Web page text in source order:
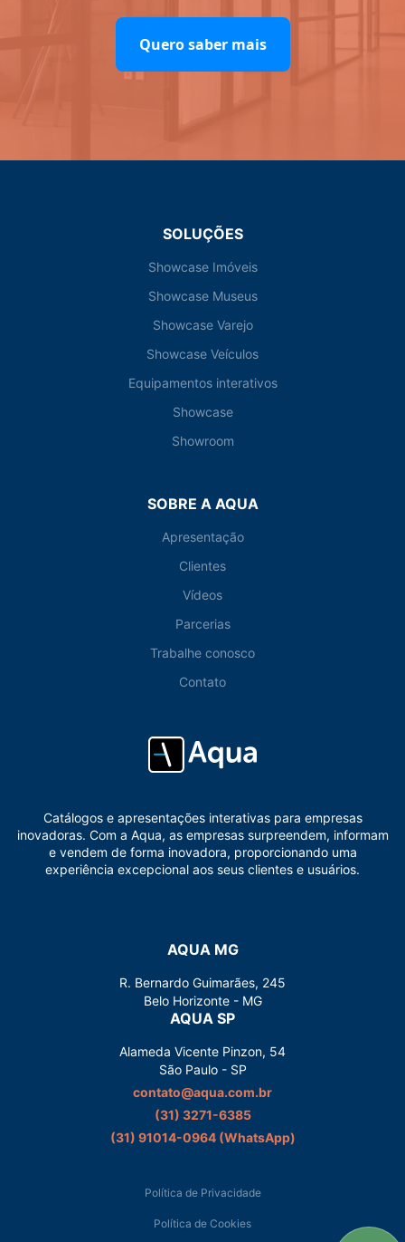
Quero saber mais
SOLUÇÕES
Showcase Imóveis
Showcase Museus
Showcase Varejo
Showcase Veículos
Equipamentos interativos
Showcase
Showroom
SOBRE A AQUA
Apresentação
Clientes
Vídeos
Parcerias
Trabalhe conosco
Contato
Catálogos e apresentações interativas para empresas
inovadoras. Com a Aqua, as empresas surpreendem, informam
e vendem de forma inovadora, proporcionando uma
experiência excepcional aos seus clientes e usuários.
AQUA MG
R. Bernardo Guimarães, 245
Belo Horizonte - MG
AQUA SP
Alameda Vicente Pinzon, 54
São Paulo - SP
contato@aqua.com.br
(31) 3271-6385
(31) 91014-0964‬ (WhatsApp)
Política de Privacidade
Política de Cookies